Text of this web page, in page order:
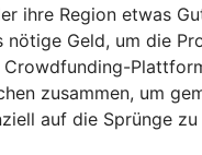
ihre Region etwas
Geld, um die
zusammen, um
auf die Sprünge zu